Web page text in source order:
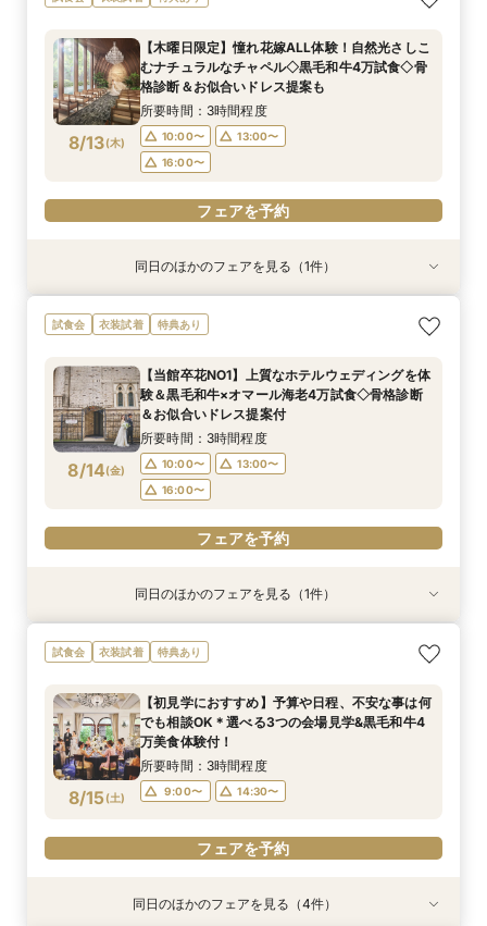
8/11(火)
のおもてなしを体験！黒毛和牛4万試食で美食を
所要時間：3時間程度
9:00〜 14:30〜
フェアを予約
8/11(火)
上質空間＆卒花人気の演出体験！黒毛和牛4万試
所要時間：3時間程度
9:00〜 14:30〜
フェアを予約
8/11(火)
でも相談OK＊選べる3つの会場見学&黒毛和牛4
所要時間：3時間程度
9:00〜 14:30〜
フェアを予約
8/13(木)
【木曜日限定】憧れ花嫁ALL体験！自然光さしこ
むナチュラルなチャペル◇黒毛和牛4万試食◇骨
格診断＆お似合いドレス提案も
所要時間：3時間程度
10:00〜
13:00〜
16:00〜
フェアを予約
衣装試着 特典あり
8/13(木)
【初見学におすすめ】相談会×上質ホテルウェ
ディング体験＊選べる3つの会場見学&黒毛和牛4
所要時間：3時間程度
10:00〜
13:00〜
16:00〜
フェアを予約
同日のほかのフェアを見る（1件）
試食会 衣装試着 特典あり
8/14(金)
【当館卒花NO1】上質なホテルウェディングを体
験＆黒毛和牛×オマール海老4万試食◇骨格診断
＆お似合いドレス提案付
所要時間：3時間程度
10:00〜
13:00〜
16:00〜
フェアを予約
衣装試着 特典あり
8/14(金)
【初見学におすすめ】相談会×上質ホテルウェ
ディング体験＊選べる3つの会場見学&黒毛和牛4
所要時間：3時間程度
10:00〜
16:00〜
同日のほかのフェアを見る（1件）
試食会 衣装試着 特典あり
8/15(土)
【初見学におすすめ】予算や日程、不安な事は何
でも相談OK＊選べる3つの会場見学&黒毛和牛4
万美食体験付！
所要時間：3時間程度
9:00〜 14:30〜
フェアを予約
衣装試着 特典あり
衣装試着 特典あり
衣装試着 特典あり
衣装試着 特典あり
同日のほかのフェアを見る（4件）